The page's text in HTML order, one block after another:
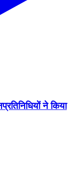
ने किया